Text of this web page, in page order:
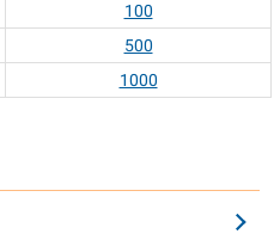
100
500
1000